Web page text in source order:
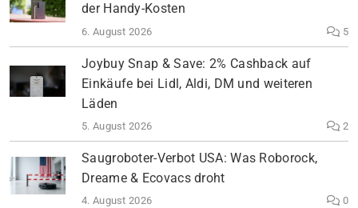
der Handy-Kosten
6. August 2026 5
Joybuy Snap & Save: 2% Cashback auf
Einkäufe bei Lidl, Aldi, DM und weiteren
Läden
5. August 2026 2
Saugroboter-Verbot USA: Was Roborock,
Dreame & Ecovacs droht
4. August 2026 0